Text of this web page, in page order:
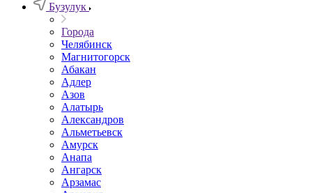
Бузулук
Города
Челябинск
Магнитогорск
Абакан
Адлер
Азов
Алатырь
Александров
Альметьевск
Амурск
Анапа
Ангарск
Арзамас